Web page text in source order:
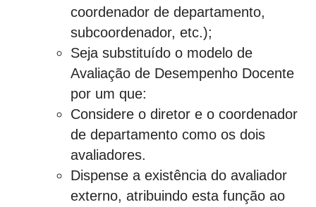
coordenador de departamento,
subcoordenador, etc.);
Seja substituído o modelo de
Avaliação de Desempenho Docente
por um que:
Considere o diretor e o coordenador
de departamento como os dois
avaliadores.
Dispense a existência do avaliador
externo, atribuindo esta função ao